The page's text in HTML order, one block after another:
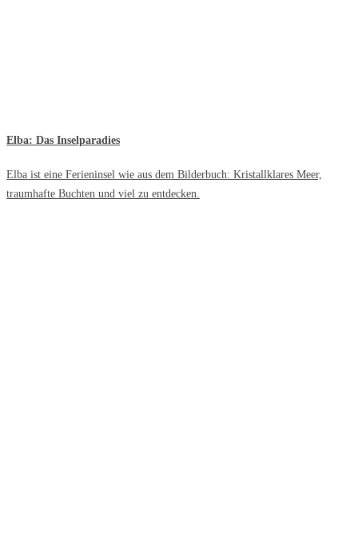
Elba: Das Inselparadies
Elba ist eine Ferieninsel wie aus dem Bilderbuch: Kristallklares Meer,
traumhafte Buchten und viel zu entdecken.